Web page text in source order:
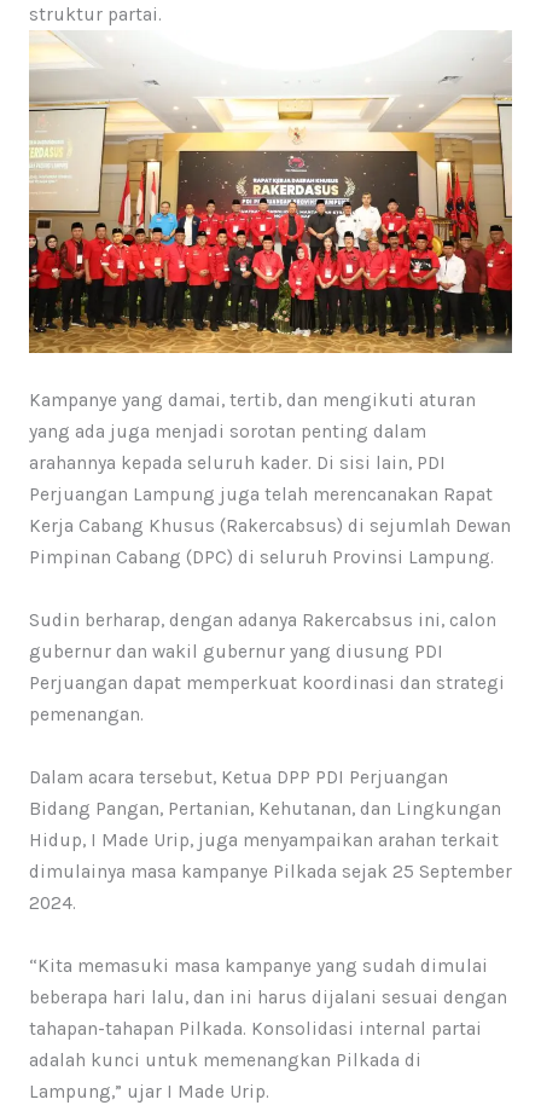
struktur partai.
Kampanye yang damai, tertib, dan mengikuti aturan
yang ada juga menjadi sorotan penting dalam
arahannya kepada seluruh kader. Di sisi lain, PDI
Perjuangan Lampung juga telah merencanakan Rapat
Kerja Cabang Khusus (Rakercabsus) di sejumlah Dewan
Pimpinan Cabang (DPC) di seluruh Provinsi Lampung.
Sudin berharap, dengan adanya Rakercabsus ini, calon
gubernur dan wakil gubernur yang diusung PDI
Perjuangan dapat memperkuat koordinasi dan strategi
pemenangan.
Dalam acara tersebut, Ketua DPP PDI Perjuangan
Bidang Pangan, Pertanian, Kehutanan, dan Lingkungan
Hidup, I Made Urip, juga menyampaikan arahan terkait
dimulainya masa kampanye Pilkada sejak 25 September
2024.
“Kita memasuki masa kampanye yang sudah dimulai
beberapa hari lalu, dan ini harus dijalani sesuai dengan
tahapan-tahapan Pilkada. Konsolidasi internal partai
adalah kunci untuk memenangkan Pilkada di
Lampung,” ujar I Made Urip.